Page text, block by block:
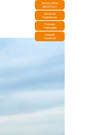
DESCARGA
MIRAPLAY
Buzón de
Sugerencias
Contratar
Publicidad
Contacto
Comercial